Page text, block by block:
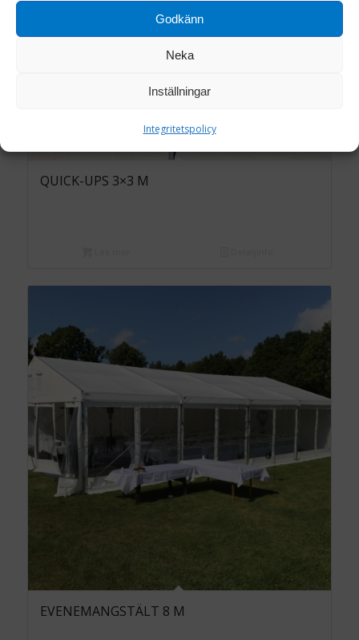
Godkänn
Neka
Inställningar
Integritetspolicy
QUICK-UPS 3×3 M
EVENEMANGSTÄLT 8 M